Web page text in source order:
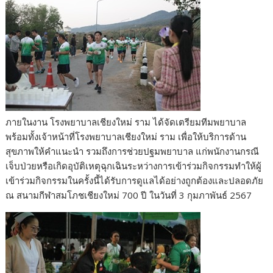
ภายในงาน โรงพยาบาลเชียงใหม่ ราม ได้จัดเตรียมทีมพยาบาล
พร้อมทั้งเจ้าหน้าที่โรงพยาบาลเชียงใหม่ ราม เพื่อให้บริการด้าน
สุขภาพให้คำแนะนำ รวมถึงการช่วยปฐมพยาบาล แก่พนักงานกรณี
เจ็บป่วยหรือเกิดอุบัติเหตุฉุกเฉินระหว่างการเข้าร่วมกิจกรรมทำให้ผู้
เข้าร่วมกิจกรรมในครั้งนี้ได้รับการดูแลได้อย่างถูกต้องและปลอดภัย
ณ สนามกีฬาสมโภชเชียงใหม่ 700 ปี ในวันที่ 3 กุมภาพันธ์ 2567